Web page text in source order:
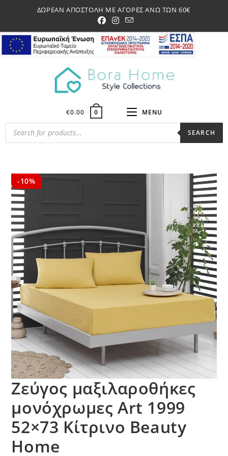
ΔΩΡΕΑΝ ΑΠΟΣΤΟΛΗ ΜΕ ΑΓΟΡΕΣ ΑΝΩ ΤΩΝ 60€
€0.00 0 MENU
Products
search
SEARCH
-10%
Ζεύγος μαξιλαροθήκες
μονόχρωμες Art 1999
52×73 Κίτρινο Beauty
Home